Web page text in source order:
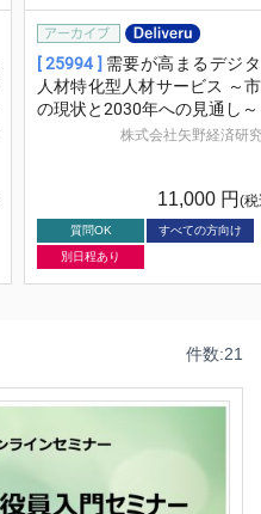
[ 25994 ] 需要が高まるデジ
人材特化型人材サービス ～
の現状と2030年への見通し～
株式会社矢野経済研
11,000 円(
質問OK
すべての方向け
別日程あり
件数:21